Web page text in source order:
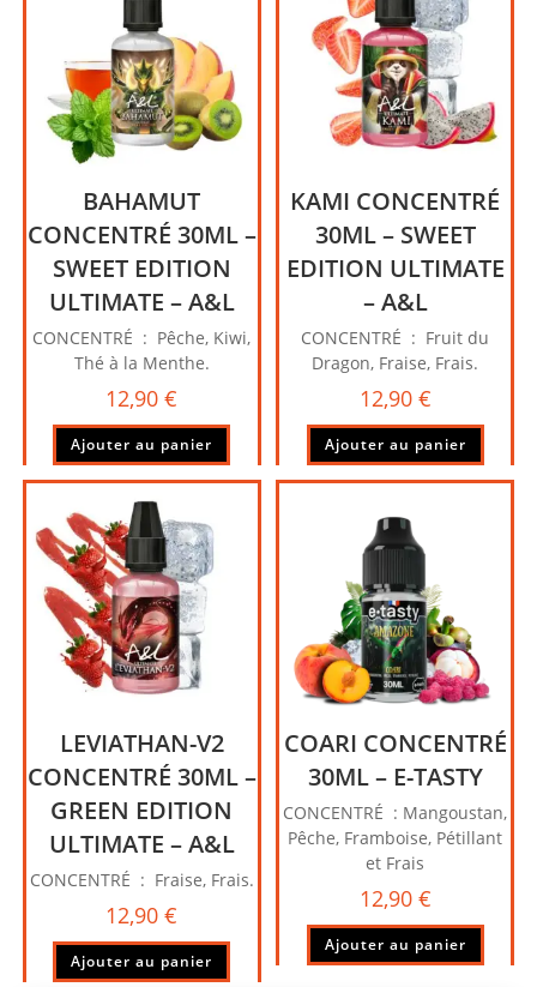
BAHAMUT
CONCENTRÉ 30ML –
SWEET EDITION
ULTIMATE – A&L
CONCENTRÉ : Pêche, Kiwi,
Thé à la Menthe.
12,90€
Ajouter au panier
KAMI CONCENTRÉ
30ML – SWEET
EDITION ULTIMATE
– A&L
CONCENTRÉ : Fruit du
Dragon, Fraise, Frais.
12,90 €
Ajouter au panier
LEVIATHAN-V2
CONCENTRÉ 30ML –
GREEN EDITION
ULTIMATE – A&L
CONCENTRÉ : Fraise, Frais.
12,90€
Ajouter au panier
COARI CONCENTRÉ
30ML – E-TASTY
CONCENTRÉ : Mangoustan,
Pêche, Framboise, Pétillant
et Frais
12,90 €
Ajouter au panier